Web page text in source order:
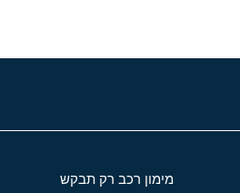
מימון רכב רק תבקש